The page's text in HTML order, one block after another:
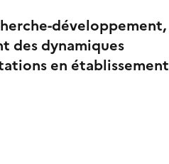
développement,
des dynamiques
en établissement